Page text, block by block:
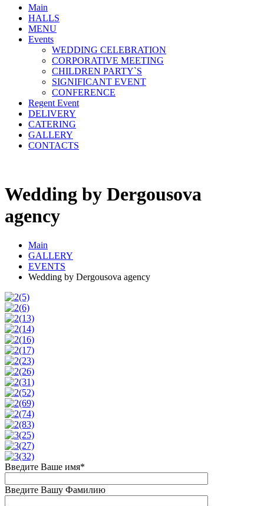
Main
HALLS
MENU
Events
WEDDING CELEBRATION
CORPORATIVE MEETING
CHILDREN PARTY`S
SIGNIFICANT EVENT
CONFERENCE
Regent Event
DELIVERY
CATERING
GALLERY
CONTACTS
Wedding by Dergousova
agency
Main
GALLERY
EVENTS
Wedding by Dergousova agency
Введите Ваше имя*
Введите Вашу Фамилию